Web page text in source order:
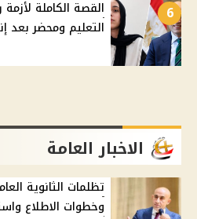
6
التعليم ومحضر بعد
الاخبار العامة
وخطوات الاطلاع